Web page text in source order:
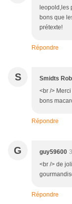
leopold,les
bons que
prétexte!
Répondre
S Smidts
<br />
bons
Répondre
G guy59600
<br /> de
Répondre